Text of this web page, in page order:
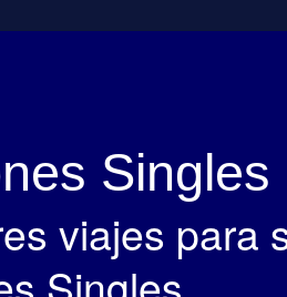
Singles
viajes para